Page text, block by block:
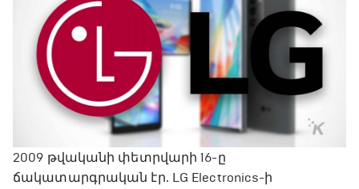
2009 թվականի փետրվարի 16-ը
ճակատարգրական էր. LG Electronics-ի